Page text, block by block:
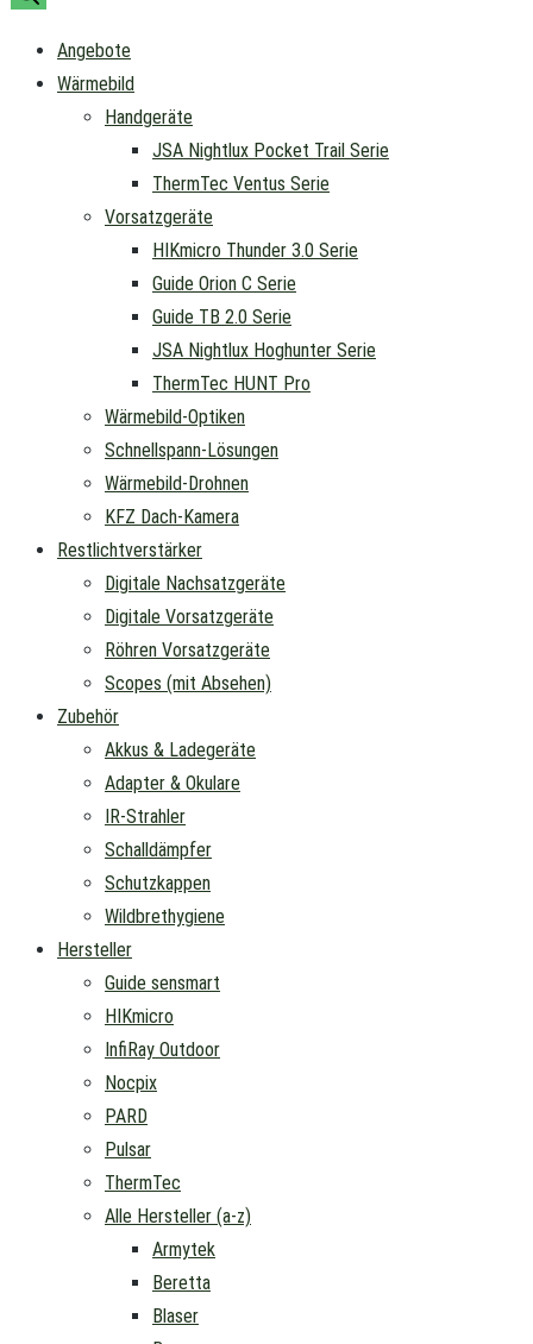
Angebote
Wärmebild
Handgeräte
JSA Nightlux Pocket Trail Serie
ThermTec Ventus Serie
Vorsatzgeräte
HIKmicro Thunder 3.0 Serie
Guide Orion C Serie
Guide TB 2.0 Serie
JSA Nightlux Hoghunter Serie
ThermTec HUNT Pro
Wärmebild-Optiken
Schnellspann-Lösungen
Wärmebild-Drohnen
KFZ Dach-Kamera
Restlichtverstärker
Digitale Nachsatzgeräte
Digitale Vorsatzgeräte
Röhren Vorsatzgeräte
Scopes (mit Absehen)
Zubehör
Akkus & Ladegeräte
Adapter & Okulare
IR-Strahler
Schalldämpfer
Schutzkappen
Wildbrethygiene
Hersteller
Guide sensmart
HIKmicro
InfiRay Outdoor
Nocpix
PARD
Pulsar
ThermTec
Alle Hersteller (a-z)
Armytek
Beretta
Blaser